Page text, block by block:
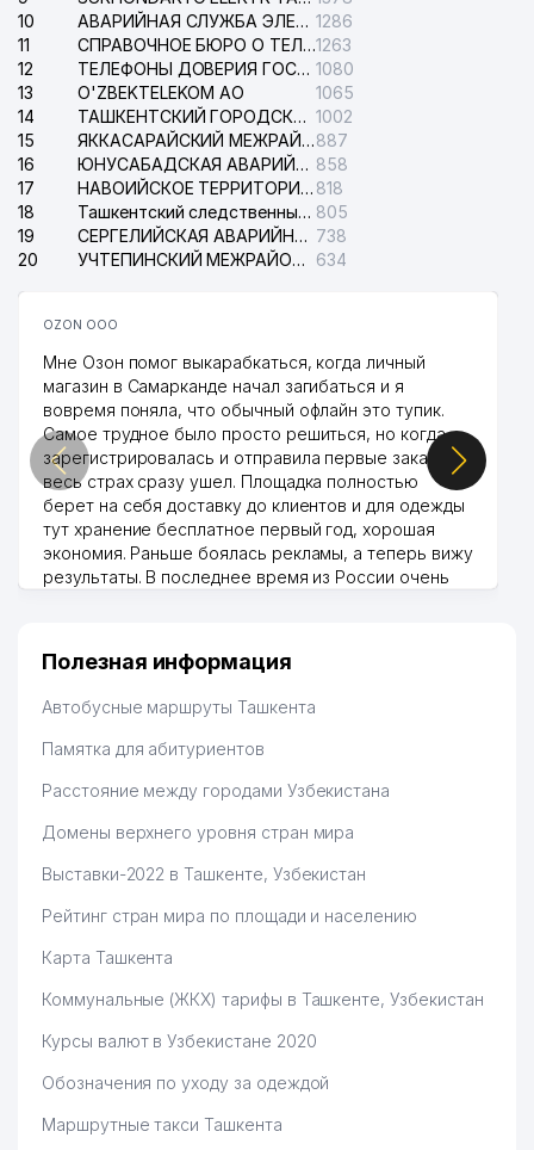
ART HOTELS ООО
KATTA TANAFFUS BILIMDON
НОУ
РЕСПУБЛИКАНСКАЯ
СПЕЦИАЛИЗИРОВАННАЯ
ХОРЕОГРАФИЧЕСКАЯ ШКОЛА
ИНТЕРНАТ
GLORIA MAX ООО
ИНСТИТУТ ПЕРЕПОДГОТОВКИ
КВАЛИФИКАЦИИ
ПЕДАГОГИЧЕСКИХ КАДРОВ
40
SOYUZTRANSLINK EXPEDITION
ООО
771 м
41 QUYOSH-KONSAL ООО 778 м
42
QULMATOVA DILDORA
XAMZAYEVNA ИндП
844 м
44 PREMIUM SPORT GROUP ООО
МИНИСТЕРСТВО НАРОДНОГО
УЗБЕКИСТАН
46
ЕВРЕЙСКИЙ НАЦИОНАЛЬНЫЙ
КУЛЬТУРНЫЙ ЦЕНТР
47
КУЛЬТУРНЫЙ ЦЕНТР
905 м
CABONO ООО 927 м
МИНИСТЕРСТВО ЗАНЯТОСТИ И
РЕСПУБЛИКИ УЗБЕКИСТАН
50 KREATIV STUDIO KARAVAN ООО
10
АВАРИЙНАЯ СЛУЖБА ЭЛЕКТРОСЕТИ ТАШКЕНТСКОГО РАЙОНА 1286
11
СПРАВОЧНОЕ БЮРО О ТЕЛЕФОНАХ ОРГАНИЗАЦИЙ г. ТАШКЕНТА1263
12
ТЕЛЕФОНЫ ДОВЕРИЯ ГОСУДАРСТВЕННОГО ЦЕНТРА ТЕСТИРОВАНИЯ 1080
13
O'ZBEKTELEKOM АО
1065
14
ТАШКЕНТСКИЙ ГОРОДСКОЙ СУД ПО ГРАЖДАНСКИМ ДЕЛАМ 1002
15
ЯККАСАРАЙСКИЙ МЕЖРАЙОННЫЙ СУД ПО ГРАЖДАНСКИМ ДЕЛАМ887
16
ЮНУСАБАДСКАЯ АВАРИЙНАЯ СЛУЖБА ЭЛЕКТРОСЕТИ 858
17
НАВОИЙСКОЕ ТЕРРИТОРИАЛЬНОЕ ПРЕДПРИЯТИЕ ЭЛЕКТРОСЕТИ АО 818
18
Ташкентский следственный изолятор 805
19
СЕРГЕЛИЙСКАЯ АВАРИЙНАЯ СЛУЖБА ЭЛЕКТРОСЕТИ 738
20
УЧТЕПИНСКИЙ МЕЖРАЙОННЫЙ СУД ПО ГРАЖДАНСКИМ ДЕЛАМ 634
OZON ООО
Мне Озон помог выкарабкаться, когда личный
магазин в Самарканде начал загибаться и я
вовремя поняла, что обычный офлайн это тупик.
Самое трудное было просто решиться, но когда
зарегистрировалась и отправила первые заказы,
весь страх сразу ушел. Площадка полностью
берет на себя доставку до клиентов и для одежды
тут хранение бесплатное первый год, хорошая
экономия. Раньше боялась рекламы, а теперь вижу
результаты. В последнее время из России очень
Hamida 03.08.2026 12:45:39
Полезная информация
Автобусные маршруты Ташкента
Памятка для абитуриентов
Расстояние между городами Узбекистана
Домены верхнего уровня стран мира
Выставки-2022 в Ташкенте, Узбекистан
Рейтинг стран мира по площади и населению
Карта Ташкента
Коммунальные (ЖКХ) тарифы в Ташкенте, Узбекистан
Курсы валют в Узбекистане 2020
Обозначения по уходу за одеждой
Маршрутные такси Ташкента